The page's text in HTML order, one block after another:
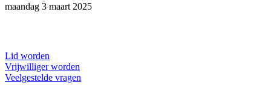
maandag 3 maart 2025
Lid worden
Vrijwilliger worden
Veelgestelde vragen